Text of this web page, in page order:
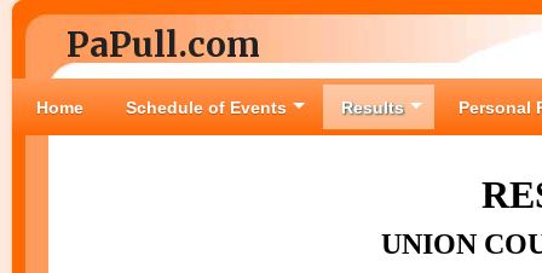
PaPull.com
Home Schedule of Events Results Personal
UNION